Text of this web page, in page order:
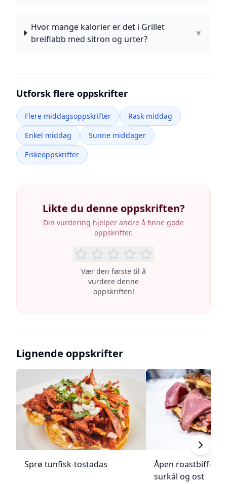
Hvor mange kalorier er det i Grillet
breiflabb med sitron og urter?
▼
Utforsk flere oppskrifter
Flere middagsoppskrifter
Rask middag
Enkel middag
Sunne middager
Fiskeoppskrifter
Likte du denne oppskriften?
Din vurdering hjelper andre å finne gode
oppskrifter.
Vær den første til å
vurdere denne
oppskriften!
Lignende oppskrifter
Sprø tunfisk-tostadas
Åpen roastbiff-
surkål og ost